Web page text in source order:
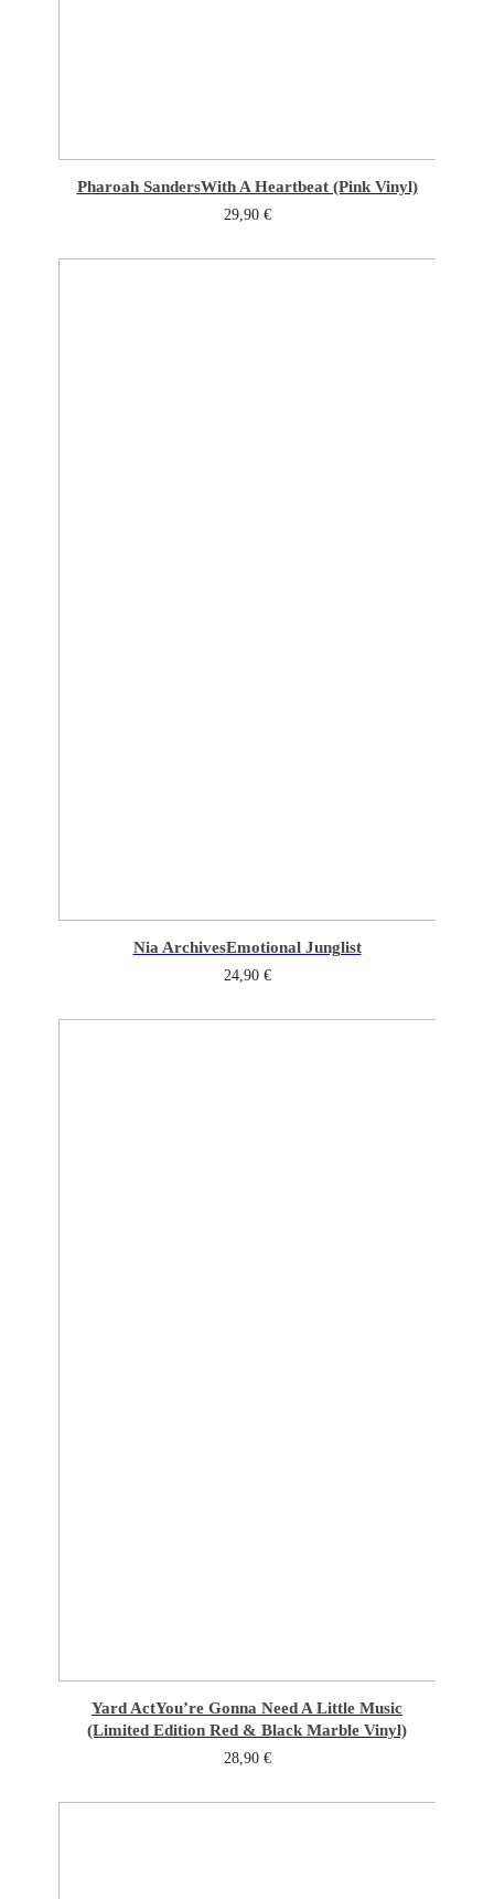
Pharoah SandersWith A Heartbeat (Pink Vinyl)
29,90 €
Nia ArchivesEmotional Junglist
24,90 €
Yard ActYou’re Gonna Need A Little Music
(Limited Edition Red & Black Marble Vinyl)
28,90 €